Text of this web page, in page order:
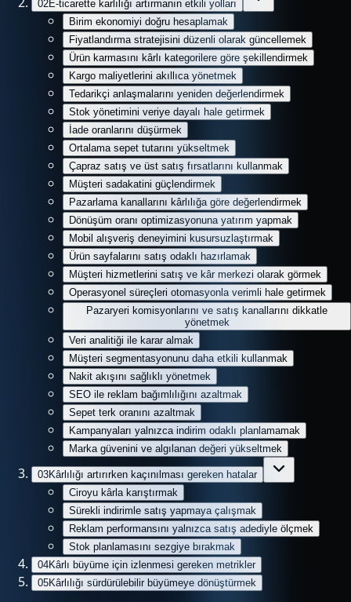
02E-ticarette karlılığı artırmanın etkili yolları
Birim ekonomiyi doğru hesaplamak
Fiyatlandırma stratejisini düzenli olarak güncellemek
Ürün karmasını kârlı kategorilere göre şekillendirmek
Kargo maliyetlerini akıllıca yönetmek
Tedarikçi anlaşmalarını yeniden değerlendirmek
Stok yönetimini veriye dayalı hale getirmek
İade oranlarını düşürmek
Ortalama sepet tutarını yükseltmek
Çapraz satış ve üst satış fırsatlarını kullanmak
Müşteri sadakatini güçlendirmek
Pazarlama kanallarını kârlılığa göre değerlendirmek
Dönüşüm oranı optimizasyonuna yatırım yapmak
Mobil alışveriş deneyimini kusursuzlaştırmak
Ürün sayfalarını satış odaklı hazırlamak
Müşteri hizmetlerini satış ve kâr merkezi olarak görmek
Operasyonel süreçleri otomasyonla verimli hale getirmek
Pazaryeri komisyonlarını ve satış kanallarını dikkatle
yönetmek
Veri analitiği ile karar almak
Müşteri segmentasyonunu daha etkili kullanmak
Nakit akışını sağlıklı yönetmek
SEO ile reklam bağımlılığını azaltmak
Sepet terk oranını azaltmak
Kampanyaları yalnızca indirim odaklı planlamamak
Marka güvenini ve algılanan değeri yükseltmek
03Kârlılığı artırırken kaçınılması gereken hatalar
Ciroyu kârla karıştırmak
Sürekli indirimle satış yapmaya çalışmak
Reklam performansını yalnızca satış adediyle ölçmek
Stok planlamasını sezgiye bırakmak
04Kârlı büyüme için izlenmesi gereken metrikler
05Kârlılığı sürdürülebilir büyümeye dönüştürmek